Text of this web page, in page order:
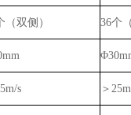
（双侧） 36个
s ＞